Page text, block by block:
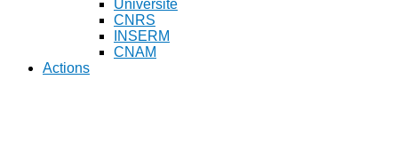
Université
CNRS
INSERM
CNAM
Actions